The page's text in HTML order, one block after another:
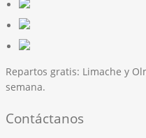
Repartos gratis: Limache y
semana.
Contáctanos